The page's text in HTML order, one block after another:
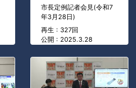
市長定例記者会見(令和7
年3月28日)
再生 : 327回
公開 : 2025.3.28